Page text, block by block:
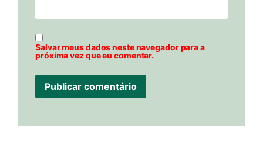
Salvar meus dados neste navegador para a
próxima vez que eu comentar.